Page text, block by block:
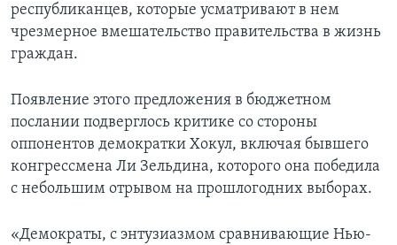
республиканцев, которые усматривают в нем
чрезмерное вмешательство правительства в жизнь
граждан.
Появление этого предложения в бюджетном
послании подверглось критике со стороны
оппонентов демократки Хокул, включая бывшего
конгрессмена Ли Зельдина, которого она победила
с небольшим отрывом на прошлогодних выборах.
«Демократы, с энтузиазмом сравнивающие Нью-